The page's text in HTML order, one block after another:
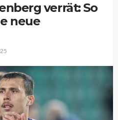
verrät: So
neue